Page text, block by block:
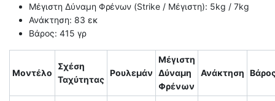
Mέγιστη Δύναμη Φρένων (Strike / Μέγιστη): 5kg / 7kg
Ανάκτηση: 83 εκ
Βάρος: 415 γρ
Μοντέλο
Σχέση
Ταχύτητας
Ρουλεμάν
Μέγιστη
Δύναμη
Φρένων
Ανάκτηση